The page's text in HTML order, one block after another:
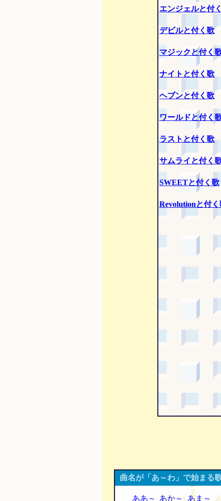
エンジェルと付
デビルと付く歌
マジックと付く
ナイトと付く歌
ヘブンと付く歌
ワールドと付く
ラストと付く歌
サムライと付く
SWEETと付く歌
Revolutionと付く
曲名が「あ～わ」で始まる
ああ～ あか～ あま～